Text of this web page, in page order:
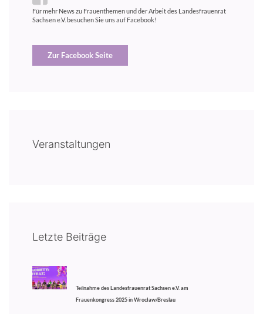
Für mehr News zu Frauenthemen und der Arbeit des Landesfrauenrat
Sachsen e.V. besuchen Sie uns auf Facebook!
Zur Facebook Seite
Veranstaltungen
Letzte Beiträge
Teilnahme des Landesfrauenrat Sachsen e.V. am
Frauenkongress 2025 in Wrocław/Breslau